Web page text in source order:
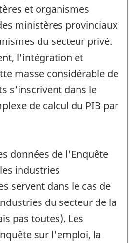
et organismes
ministères provinciaux
du secteur privé.
l'intégration et
masse considérable de
s'inscrivent dans le
de calcul du PIB par
données de l'Enquête
industries
servent dans le cas de
du secteur de la
pas toutes). Les
sur l'emploi, la